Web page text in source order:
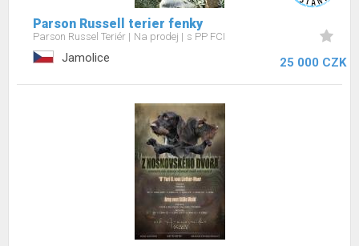
Parson Russell terier fenky
Parson Russel Teriér Na prodej s PP FCI
Jamolice 25 000 CZK